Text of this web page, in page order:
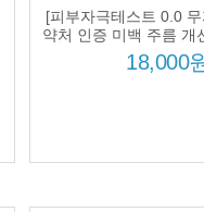
종 세라마이드 컴
추출물 피부 장벽
습 진정
[피부자극테스트 0.0
약처 인증 미백 주름 개
18,000